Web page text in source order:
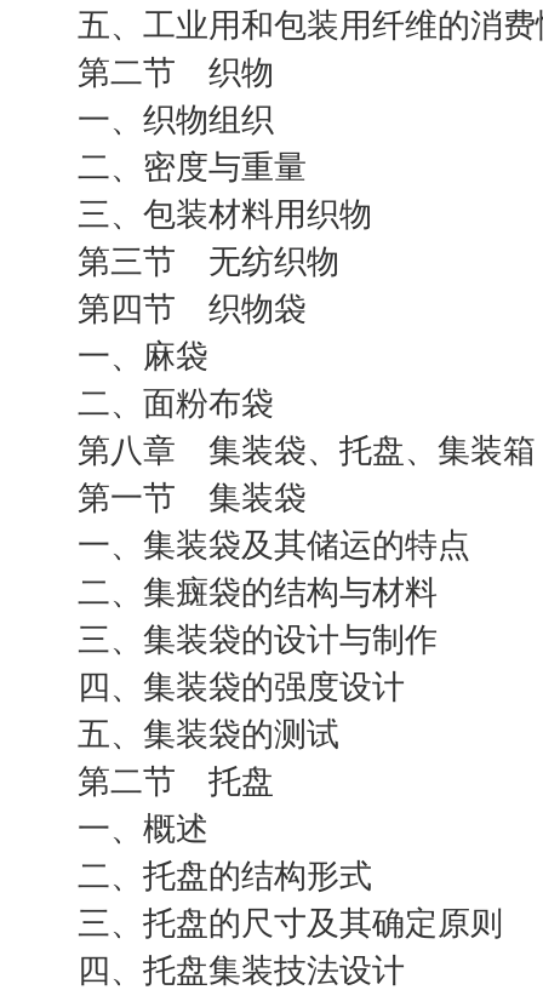
五、工业用和包装用纤维的消
第二节 织物
一、织物组织
二、密度与重量
三、包装材料用织物
第三节 无纺织物
第四节 织物袋
一、麻袋
二、面粉布袋
第八章 集装袋、托盘、集装箱
第一节 集装袋
一、集装袋及其储运的特点
二、集癍袋的结构与材料
三、集装袋的设计与制作
四、集装袋的强度设计
五、集装袋的测试
第二节 托盘
一、概述
二、托盘的结构形式
三、托盘的尺寸及其确定原则
四、托盘集装技法设计